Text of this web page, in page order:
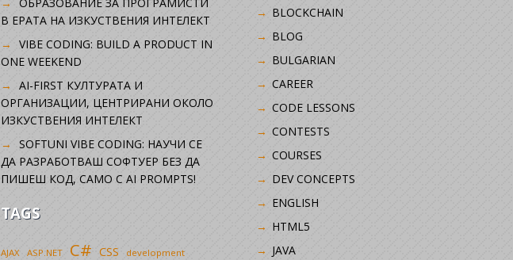
В ЕРАТА НА ИЗКУСТВЕНИЯ ИНТЕЛЕКТ
VIBE CODING: BUILD A PRODUCT IN
ONE WEEKEND
AI-FIRST КУЛТУРАТА И
ОРГАНИЗАЦИИ, ЦЕНТРИРАНИ ОКОЛО
ИЗКУСТВЕНИЯ ИНТЕЛЕКТ
SOFTUNI VIBE CODING: НАУЧИ СЕ
ДА РАЗРАБОТВАШ СОФТУЕР БЕЗ ДА
ПИШЕШ КОД, САМО С AI PROMPTS!
TAGS
AJAX ASP.NET C# CSS development
BLOCKCHAIN
BLOG
BULGARIAN
CAREER
CODE LESSONS
CONTESTS
COURSES
DEV CONCEPTS
ENGLISH
HTML5
JAVA